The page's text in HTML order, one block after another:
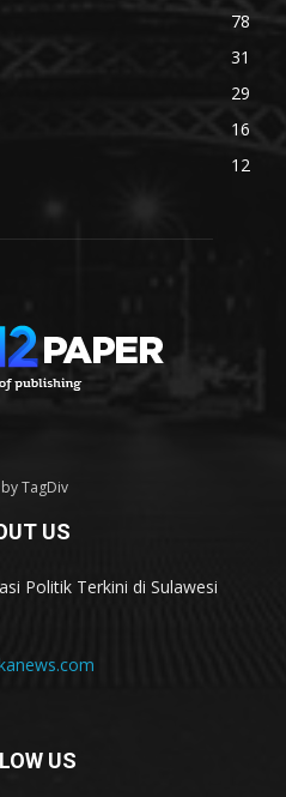
78
31
29
16
12
TagDiv
US
Politik Terkini di Sulawesi
US